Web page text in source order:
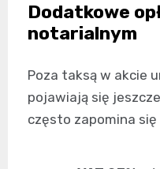
Dodatkowe
notarialnym
Poza taksą w akcie
pojawiają się
często zapomina